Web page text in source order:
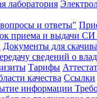
лаборатория
и ответы"
приема и выдачи
Документы для
сведений о
Тарифы
качества Ссылки
информации